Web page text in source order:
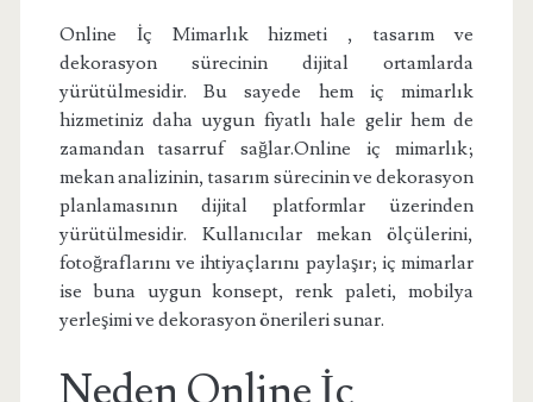
Online İç Mimarlık hizmeti , tasarım ve
dekorasyon sürecinin dijital ortamlarda
yürütülmesidir. Bu sayede hem iç mimarlık
hizmetiniz daha uygun fiyatlı hale gelir hem de
zamandan tasarruf sağlar.Online iç mimarlık;
mekan analizinin, tasarım sürecinin ve dekorasyon
planlamasının dijital platformlar üzerinden
yürütülmesidir. Kullanıcılar mekan ölçülerini,
fotoğraflarını ve ihtiyaçlarını paylaşır; iç mimarlar
ise buna uygun konsept, renk paleti, mobilya
yerleşimi ve dekorasyon önerileri sunar.